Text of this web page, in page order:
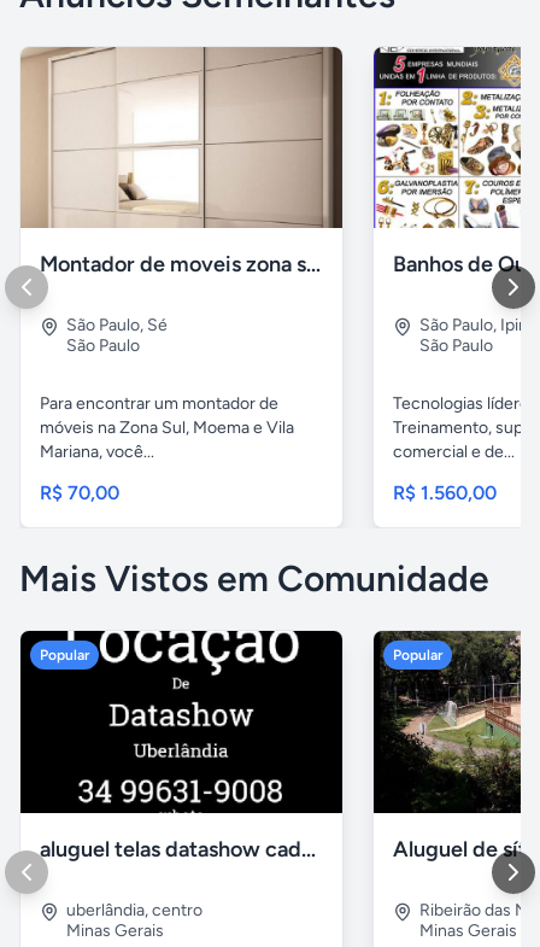
Montador de moveis zona sul moema, vila mariana
São Paulo, Sé
São Paulo
Para encontrar um montador de
móveis na Zona Sul, Moema e Vila
Mariana, você...
R$ 70,00
São Paulo,
São Paulo
Tecnologias
Treinamento,
comercial e de...
R$ 1.560,00
Mais Vistos em Comunidade
Popular
aluguel telas datashow cadeiras uberlândia
uberlândia,centro
Minas Gerais
Popular
Ribeirão das
Minas Gerais